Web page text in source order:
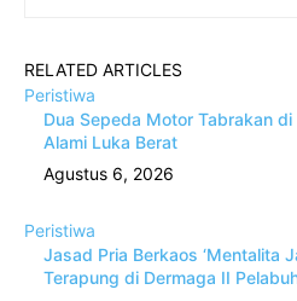
RELATED ARTICLES
Peristiwa
Dua Sepeda Motor Tabrakan
Alami Luka Berat
Agustus 6, 2026
Peristiwa
Jasad Pria Berkaos ‘Mentalita
Terapung di Dermaga II